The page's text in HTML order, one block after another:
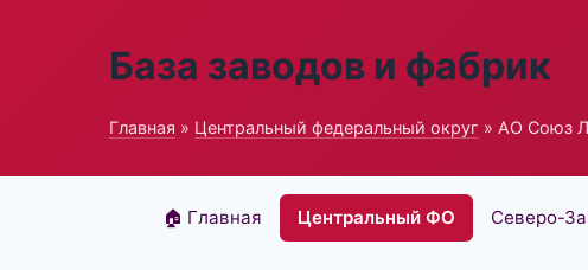
База заводов и фабрик
Главная » Центральный федеральный округ » АО Союз
🏠 Главная Центральный ФО Северо-